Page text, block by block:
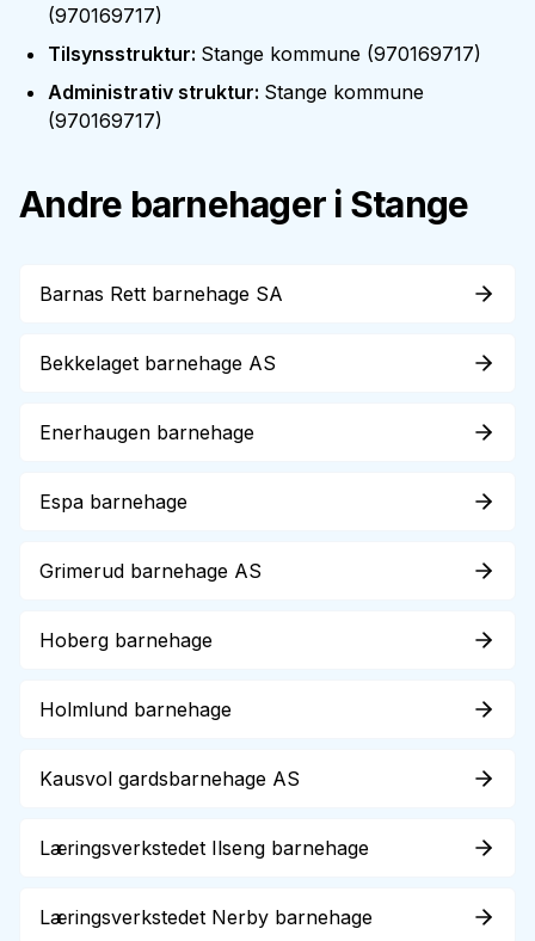
(970169717)
Tilsynsstruktur: Stange kommune (970169717)
Administrativ struktur: Stange kommune
(970169717)
Andre barnehager i Stange
Barnas Rett barnehage SA
Bekkelaget barnehage AS
Enerhaugen barnehage
Espa barnehage
Grimerud barnehage AS
Hoberg barnehage
Holmlund barnehage
Kausvol gardsbarnehage AS
Læringsverkstedet Ilseng barnehage
Læringsverkstedet Nerby barnehage